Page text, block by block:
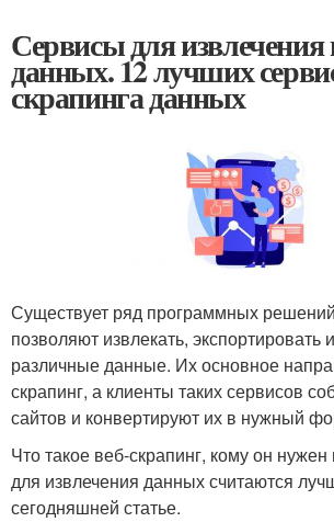
Сервисы для извлечения
данных. 12 лучших
скрапинга данных
Существует ряд программных
позволяют извлекать, экспортировать
различные данные. Их основное
скрапинг, а клиенты таких сервисов
сайтов и конвертируют их в нужный
Что такое веб-скрапинг, кому он
для извлечения данных считаются
сегодняшней статье.